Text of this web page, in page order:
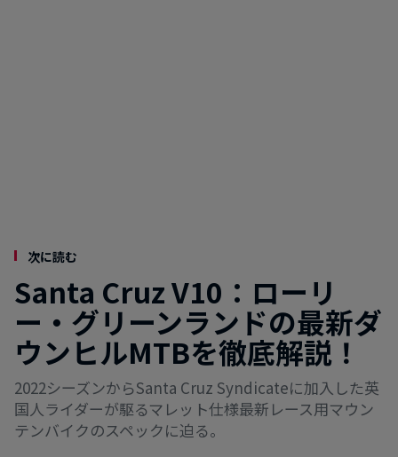
次に読む
Santa Cruz V10：ローリ
ー・グリーンランドの最新ダ
ウンヒルMTBを徹底解説！
2022シーズンからSanta Cruz Syndicateに加入した英
国人ライダーが駆るマレット仕様最新レース用マウン
テンバイクのスペックに迫る。